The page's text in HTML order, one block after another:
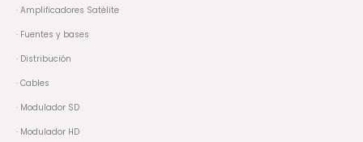
· Amplificadores Satélite
· Fuentes y bases
· Distribución
· Cables
· Modulador SD
· Modulador HD